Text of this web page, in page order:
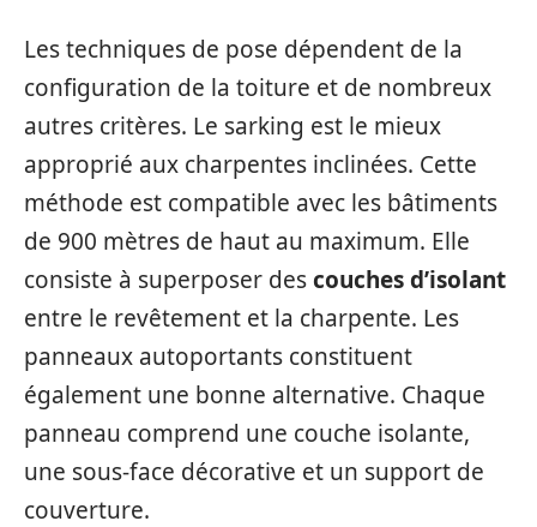
Les techniques de pose dépendent de la
configuration de la toiture et de nombreux
autres critères. Le sarking est le mieux
approprié aux charpentes inclinées. Cette
méthode est compatible avec les bâtiments
de 900 mètres de haut au maximum. Elle
consiste à superposer descouches d’isolant
entre le revêtement et la charpente. Les
panneaux autoportants constituent
également une bonne alternative. Chaque
panneau comprend une couche isolante,
une sous-face décorative et un support de
couverture.